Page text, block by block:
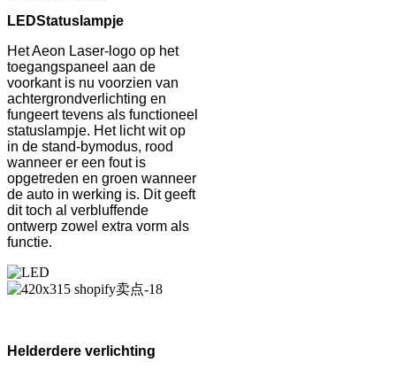
LEDStatuslampje
Het Aeon Laser-logo op het
toegangspaneel aan de
voorkant is nu voorzien van
achtergrondverlichting en
fungeert tevens als functioneel
statuslampje. Het licht wit op
in de stand-bymodus, rood
wanneer er een fout is
opgetreden en groen wanneer
de auto in werking is. Dit geeft
dit toch al verbluffende
ontwerp zowel extra vorm als
functie.
Helderdere verlichting